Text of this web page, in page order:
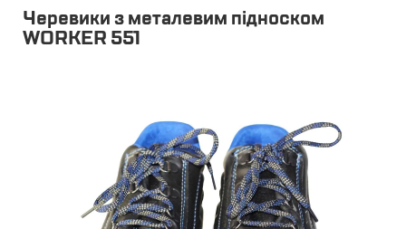
Черевики з металевим підноском
WORKER 551